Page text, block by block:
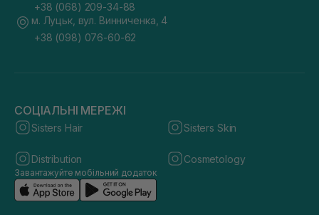
+38 (068) 209-34-88
м. Луцьк, вул. Винниченка, 4
+38 (098) 076-60-62
СОЦІАЛЬНІ МЕРЕЖІ
Sisters Hair Sisters Skin
Distribution Cosmetology
Завантажуйте мобільний додаток